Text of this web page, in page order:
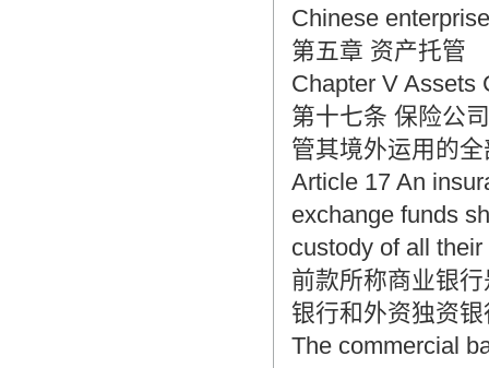
Chinese
第五章 资产托管
Chapter V Assets
第十七条 保险公
管其境外运用的
Article 17 An
exchange funds
custody of all
前款所称商业银
银行和外资独资
The commercial